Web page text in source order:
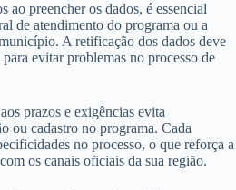
ao preencher os dados, é essencial
de atendimento do programa ou a
A retificação dos dados deve
evitar problemas no processo de
prazos e exigências evita
ou cadastro no programa. Cada
no processo, o que reforça a
os canais oficiais da sua região.